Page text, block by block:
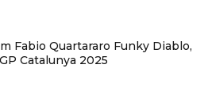
Fabio Quartararo Funky Diablo,
Catalunya 2025